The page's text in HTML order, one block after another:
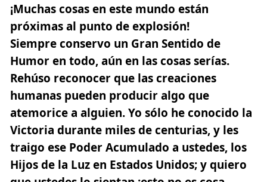
¡Muchas cosas en este mundo están
próximas al punto de explosión!
Siempre conservo un Gran Sentido de
Humor en todo, aún en las cosas serías.
Rehúso reconocer que las creaciones
humanas pueden producir algo que
atemorice a alguien. Yo sólo he conocido la
Victoria durante miles de centurias, y les
traigo ese Poder Acumulado a ustedes, los
Hijos de la Luz en Estados Unidos; y quiero